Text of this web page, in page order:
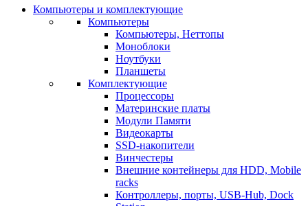
Компьютеры и комплектующие
Компьютеры
Компьютеры, Неттопы
Моноблоки
Ноутбуки
Планшеты
Комплектующие
Процессоры
Материнские платы
Модули Памяти
Видеокарты
SSD-накопители
Винчестеры
Внешние контейнеры для HDD, Mobile
racks
Контроллеры, порты, USB-Hub, Dock